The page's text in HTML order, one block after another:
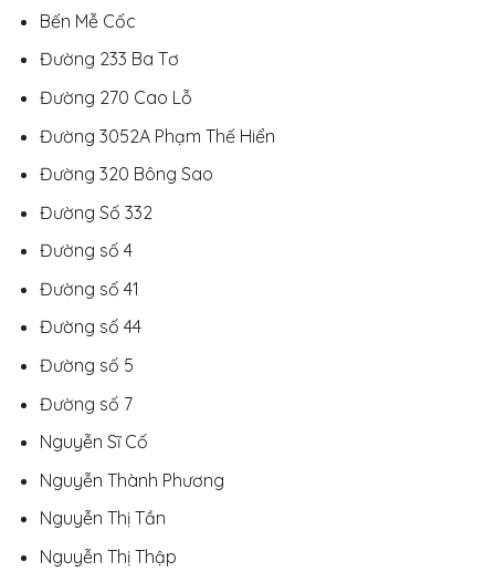
Bến Mễ Cốc
Đường 233 Ba Tơ
Đường 270 Cao Lỗ
Đường 3052A Phạm Thế Hiển
Đường 320 Bông Sao
Đường Số 332
Đường số 4
Đường số 41
Đường số 44
Đường số 5
Đường số 7
Nguyễn Sĩ Cố
Nguyễn Thành Phương
Nguyễn Thị Tần
Nguyễn Thị Thập